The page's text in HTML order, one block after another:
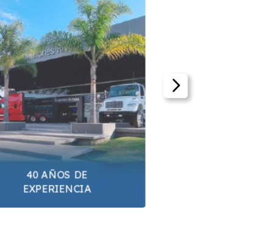
40 AÑOS DE
EXPERIENCIA